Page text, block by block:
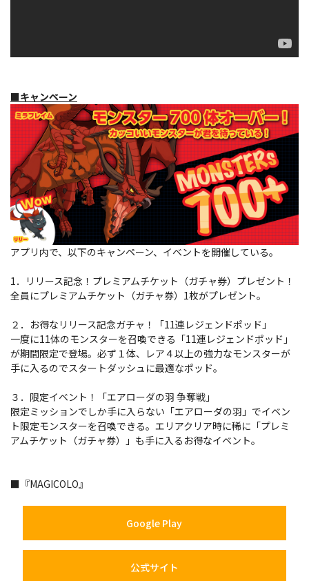
■キャンペーン
アプリ内で、以下のキャンペーン、イベントを開催している。
1．リリース記念！プレミアムチケット（ガチャ券）プレゼント！
全員にプレミアムチケット（ガチャ券）1枚がプレゼント。
２．お得なリリース記念ガチャ！「11連レジェンドポッド」
一度に11体のモンスターを召喚できる「11連レジェンドポッド」
が期間限定で登場。必ず１体、レア４以上の強力なモンスターが
手に入るのでスタートダッシュに最適なポッド。
３．限定イベント！「エアローダの羽 争奪戦」
限定ミッションでしか手に入らない「エアローダの羽」でイベン
ト限定モンスターを召喚できる。エリアクリア時に稀に「プレミ
アムチケット（ガチャ券）」も手に入るお得なイベント。
■『MAGICOLO』
Google Play
公式サイト